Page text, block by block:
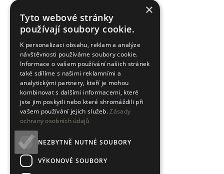
Hodnocení obchodu
×
Tyto webové stránky
používají soubory cookie.
K personalizaci obsahu, reklam a analýze
návštěvnosti používáme soubory cookie.
Informace o vašem používání našich stránek
také sdílíme s našimi reklamními a
analytickými partnery, kteří je mohou
kombinovat s dalšími informacemi, které
jste jim poskytli nebo které shromáždili při
vašem používání jejich služeb.Zásady
ochrany osobních údajů
NEZBYTNĚ NUTNÉ SOUBORY
VÝKONOVÉ SOUBORY